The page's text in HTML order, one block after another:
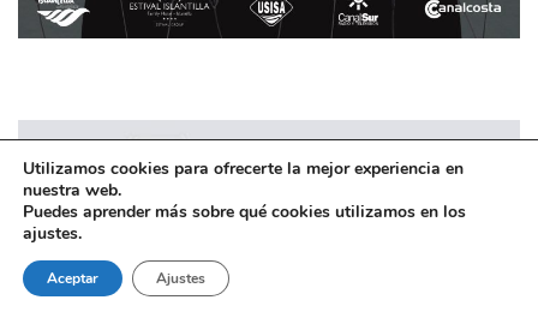
Utilizamos cookies para ofrecerte la mejor experiencia en
nuestra web.
Puedes aprender más sobre qué cookies utilizamos en los
ajustes.
Aceptar Ajustes